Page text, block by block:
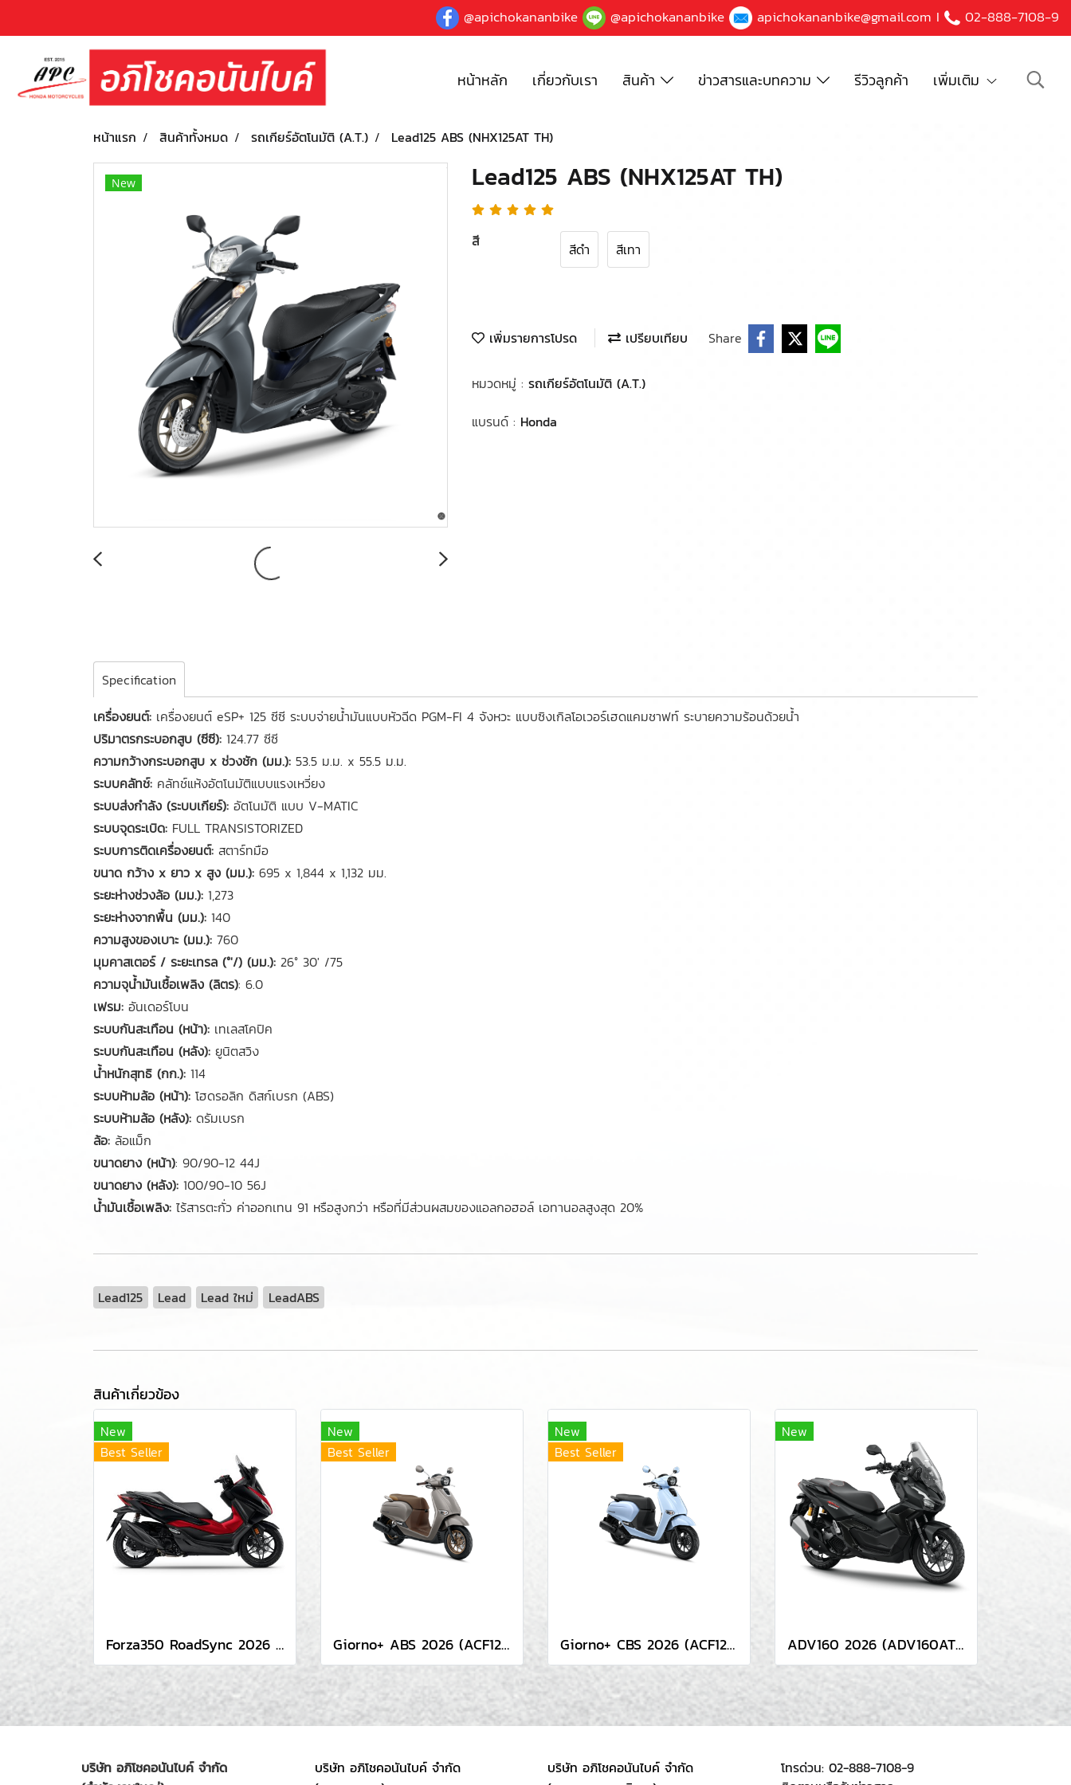
@apichokananbike @apichokananbike apichokananbike@gmail.com I 02-888-7108-9
หน้าหลัก เกี่ยวกับเรา สินค้า ข่าวสารและบทความ รีวิวลูกค้า เพิ่มเติม
หน้าแรก สินค้าทั้งหมด รถเกียร์อัตโนมัติ (A.T.) Lead125 ABS (NHX125AT TH)
New Lead125 ABS (NHX125AT TH)
สี สีดำ สีเทา
เพิ่มรายการโปรด เปรียบเทียบ Share
หมวดหมู่ : รถเกียร์อัตโนมัติ (A.T.)
แบรนด์ : Honda
Specification
เครื่องยนต์: เครื่องยนต์ eSP+ 125 ซีซี ระบบจ่ายน้ำมันแบบหัวฉีด PGM-FI 4 จังหวะ แบบซิงเกิลโอเวอร์เฮดแคมชาฟท์ ระบายความร้อนด้วยน้ำ
ปริมาตรกระบอกสูบ (ซีซี): 124.77 ซีซี
ความกว้างกระบอกสูบ x ช่วงชัก (มม.): 53.5 ม.ม. x 55.5 ม.ม.
ระบบคลัทช์: คลัทช์แห้งอัตโนมัติแบบแรงเหวี่ยง
ระบบส่งกำลัง (ระบบเกียร์): อัตโนมัติ แบบ V-MATIC
ระบบจุดระเบิด: FULL TRANSISTORIZED
ระบบการติดเครื่องยนต์: สตาร์ทมือ
ขนาด กว้าง x ยาว x สูง (มม.): 695 x 1,844 x 1,132 มม.
ระยะห่างช่วงล้อ (มม.): 1,273
ระยะห่างจากพื้น (มม.): 140
ความสูงของเบาะ (มม.): 760
มุมคาสเตอร์ / ระยะเทรล (°'/) (มม.): 26° 30' /75
ความจุน้ำมันเชื้อเพลิง (ลิตร): 6.0
เฟรม: อันเดอร์โบน
ระบบกันสะเทือน (หน้า): เทเลสโคปิค
ระบบกันสะเทือน (หลัง): ยูนิตสวิง
น้ำหนักสุทธิ (กก.): 114
ระบบห้ามล้อ (หน้า): โฮดรอลิก ดิสก์เบรก (ABS)
ระบบห้ามล้อ (หลัง): ดรัมเบรก
ล้อ: ล้อแม็ก
ขนาดยาง (หน้า): 90/90-12 44J
ขนาดยาง (หลัง): 100/90-10 56J
น้ำมันเชื้อเพลิง: ไร้สารตะกั่ว ค่าออกเทน 91 หรือสูงกว่า หรือที่มีส่วนผสมของแอลกอฮอล์ เอทานอลสูงสุด 20%
Lead125 Lead Lead ใหม่ LeadABS
สินค้าเกี่ยวข้อง
New
Best Seller
Forza350 RoadSync 2026 (NSS350AS 2TH) หน้าจอสี
New
Best Seller
Giorno+ ABS 2026 (ACF125 CBT TH)
New
Best Seller
Giorno+ CBS 2026 (ACF125 CBT TH)
New
ADV160 2026 (ADV160AT 3TH / 7TH)
บริษัท อภิโชคอนันไบค์ จำกัด
บริษัท อภิโชคอนันไบค์ จำกัด
บริษัท อภิโชคอนันไบค์ จำกัด
โทรด่วน: 02-888-7108-9